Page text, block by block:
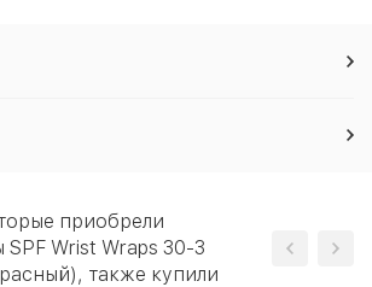
приобрели
Wrist Wraps 30-3
также купили